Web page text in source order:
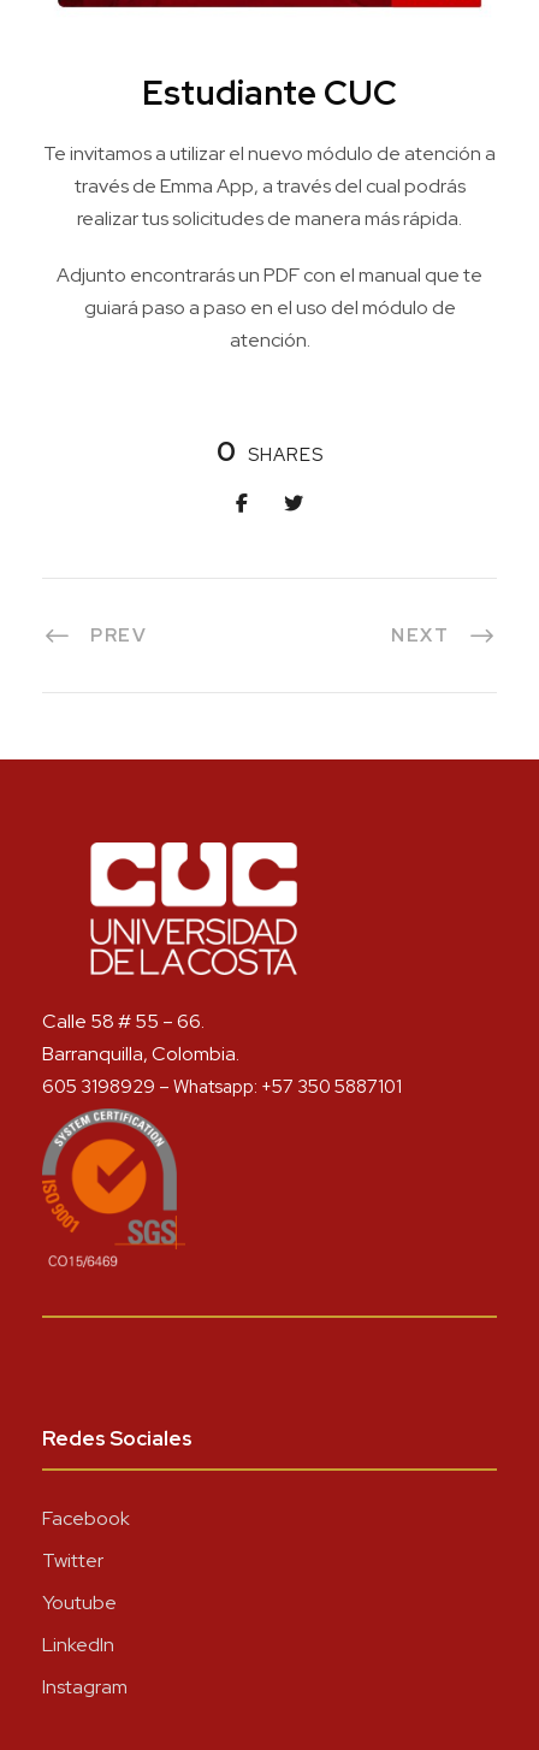
Estudiante CUC
Te invitamos a utilizar el nuevo módulo de atención a
través de Emma App, a través del cual podrás
realizar tus solicitudes de manera más rápida.
Adjunto encontrarás un PDF con el manual que te
guiará paso a paso en el uso del módulo de
atención.
0 SHARES
PREV NEXT
Calle 58 # 55 – 66.
Barranquilla, Colombia.
605 3198929 – Whatsapp: +57 350 5887101
Redes Sociales
Facebook
Twitter
Youtube
LinkedIn
Instagram